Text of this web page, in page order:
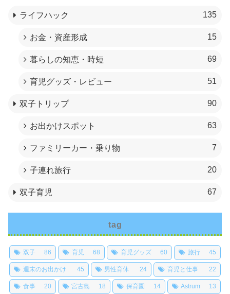
ライフハック 135
お金・資産形成 15
暮らしの知恵・時短 69
育児グッズ・レビュー 51
双子トリップ 90
お出かけスポット 63
ファミリーカー・乗り物 7
子連れ旅行 20
双子育児 67
tag
双子 86 育児 68 育児グッズ 60 旅行 45
週末のお出かけ 45 男性育休 24 育児と仕事 22
食事 20 宮古島 18 保育園 14 Astrum 13